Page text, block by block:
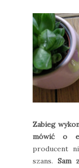
Zabieg
mówić o
producent
szans. Sam